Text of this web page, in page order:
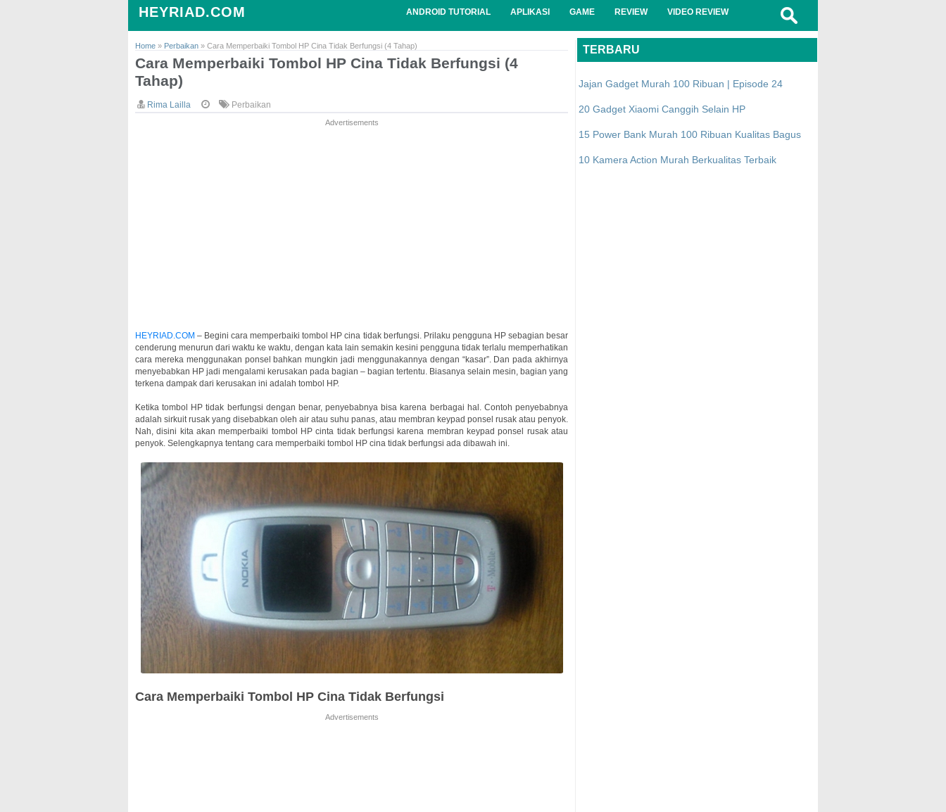
HEYRIAD.COM ANDROID TUTORIAL APLIKASI GAME REVIEW VIDEO REVIEW
Home » Perbaikan » Cara Memperbaiki Tombol HP Cina Tidak Berfungsi (4 Tahap)
Cara Memperbaiki Tombol HP Cina Tidak Berfungsi (4
Tahap)
Rima Lailla Perbaikan
Advertisements
HEYRIAD.COM – Begini cara memperbaiki tombol HP cina tidak berfungsi. Prilaku pengguna HP sebagian besar
cenderung menurun dari waktu ke waktu, dengan kata lain semakin kesini pengguna tidak terlalu memperhatikan
cara mereka menggunakan ponsel bahkan mungkin jadi menggunakannya dengan “kasar”. Dan pada akhirnya
menyebabkan HP jadi mengalami kerusakan pada bagian – bagian tertentu. Biasanya selain mesin, bagian yang
terkena dampak dari kerusakan ini adalah tombol HP.
Ketika tombol HP tidak berfungsi dengan benar, penyebabnya bisa karena berbagai hal. Contoh penyebabnya
adalah sirkuit rusak yang disebabkan oleh air atau suhu panas, atau membran keypad ponsel rusak atau penyok.
Nah, disini kita akan memperbaiki tombol HP cinta tidak berfungsi karena membran keypad ponsel rusak atau
penyok. Selengkapnya tentang cara memperbaiki tombol HP cina tidak berfungsi ada dibawah ini.
Cara Memperbaiki Tombol HP Cina Tidak Berfungsi
Advertisements
TERBARU
Jajan Gadget Murah 100 Ribuan | Episode 24
20 Gadget Xiaomi Canggih Selain HP
15 Power Bank Murah 100 Ribuan Kualitas Bagus
10 Kamera Action Murah Berkualitas Terbaik